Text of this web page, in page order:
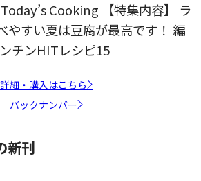
Cooking 【特集内容】 ラ
やすい夏は豆腐が最高です！ 編
チンHITレシピ15
詳細・購入はこちら
バックナンバー
新刊